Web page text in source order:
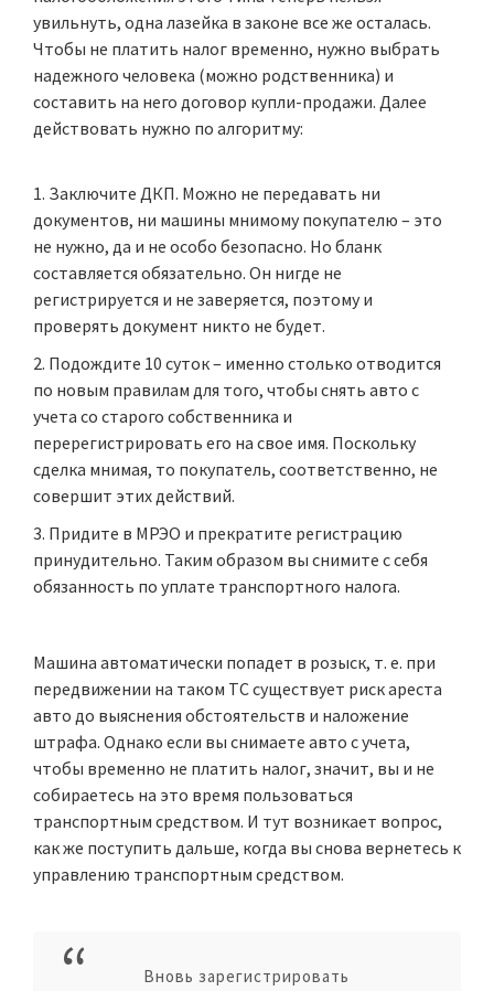
увильнуть, одна лазейка в законе все же осталась.
Чтобы не платить налог временно, нужно выбрать
надежного человека (можно родственника) и
составить на него договор купли-продажи. Далее
действовать нужно по алгоритму:
Заключите ДКП. Можно не передавать ни
документов, ни машины мнимому покупателю – это
не нужно, да и не особо безопасно. Но бланк
составляется обязательно. Он нигде не
регистрируется и не заверяется, поэтому и
проверять документ никто не будет.
Подождите 10 суток – именно столько отводится
по новым правилам для того, чтобы снять авто с
учета со старого собственника и
перерегистрировать его на свое имя. Поскольку
сделка мнимая, то покупатель, соответственно, не
совершит этих действий.
Придите в МРЭО и прекратите регистрацию
принудительно. Таким образом вы снимите с себя
обязанность по уплате транспортного налога.
Машина автоматически попадет в розыск, т. е. при
передвижении на таком ТС существует риск ареста
авто до выяснения обстоятельств и наложение
штрафа. Однако если вы снимаете авто с учета,
чтобы временно не платить налог, значит, вы и не
собираетесь на это время пользоваться
транспортным средством. И тут возникает вопрос,
как же поступить дальше, когда вы снова вернетесь к
управлению транспортным средством.
Вновь зарегистрировать